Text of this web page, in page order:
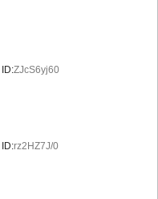
ID:ZJcS6yj60
ID:rz2HZ7J/0